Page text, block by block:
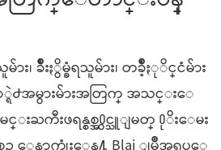
ား၊ ခ်ဳိးႏွိမ္ခံရသူမ်ား၊ တခ်ဳိ့ႏုိင္ငံမ်ား
အမွားမ်ားအတြက္ အသင္းေ
းႀကီးဖရန္စစ္အ႐ွင္သူျမတ္ ႐ုိးေမး